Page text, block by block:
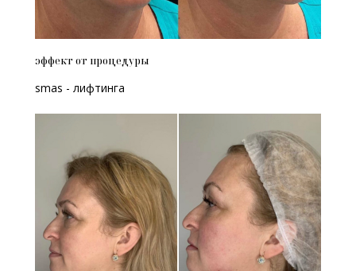
эффект от процедуры
smas - лифтинга